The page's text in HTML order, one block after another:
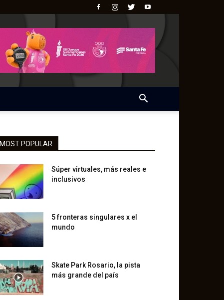
MOST POPULAR
Súper virtuales, más reales e
inclusivos
5 fronteras singulares x el
mundo
Skate Park Rosario, la pista
más grande del país